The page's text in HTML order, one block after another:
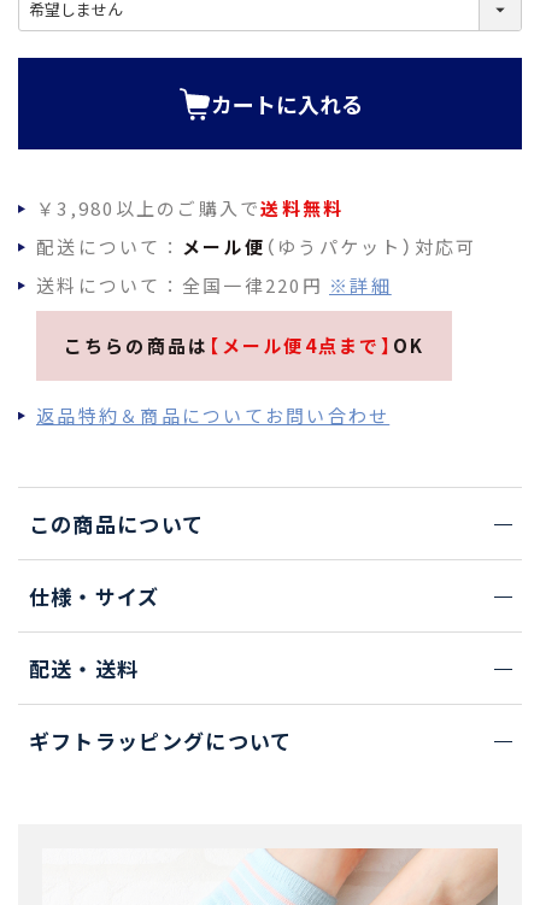
必
カートに入れる
￥3,980以上のご購入で送料無料
配送について： メール便 （ゆうパケット）対応可
送料について：全国一律220円 ※詳細
こちらの商品は 【メール便4点まで】 OK
返品特約＆商品についてお問い合わせ
この商品について
仕様・サイズ
配送・送料
ギフトラッピングについて